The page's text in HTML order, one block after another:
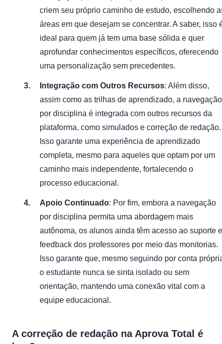
criem seu próprio caminho de estudo, escolhendo
áreas em que desejam se concentrar. A saber, isso
ideal para quem já tem uma base sólida e quer
aprofundar conhecimentos específicos, oferecendo
uma personalização sem precedentes.
Integração com Outros Recursos: Além disso,
assim como as trilhas de aprendizado, a navegação
por disciplina é integrada com outros recursos da
plataforma, como simulados e correção de redação.
Isso garante uma experiência de aprendizado
completa, mesmo para aqueles que optam por um
caminho mais independente, fortalecendo o
processo educacional.
Apoio Continuado: Por fim, embora a navegação
por disciplina permita uma abordagem mais
autônoma, os alunos ainda têm acesso ao suporte e
feedback dos professores por meio das monitorias.
Isso garante que, mesmo seguindo por conta
o estudante nunca se sinta isolado ou sem
orientação, mantendo uma conexão vital com a
equipe educacional.
A correção de redação na Aprova Total é